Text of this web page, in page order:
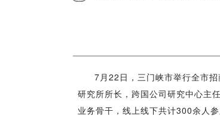
7月22日，三门峡市举行全市
研究所所长，跨国公司研究中心主
业务骨干，线上线下共计300余人参